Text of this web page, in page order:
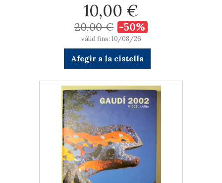
10,00 €
20,00 € -50%
vàlid fins: 10/08/26
Afegir a la cistella